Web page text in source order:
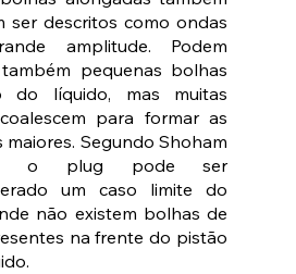
ser descritos como ondas
amplitude. Podem
pequenas bolhas
do líquido, mas muitas
para formar as
maiores. Segundo Shoham
o plug pode ser
um caso limite do
não existem bolhas de
na frente do pistão